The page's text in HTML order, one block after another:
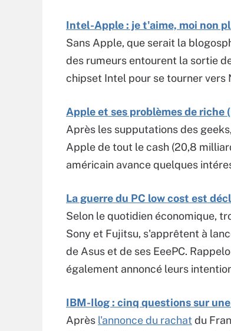
Intel-Apple : je t'aime, moi non
Sans Apple, que serait la
des rumeurs entourent la sortie
chipset Intel pour se tourner vers
Apple et ses problèmes de riche
Après les supputations des
Apple de tout le cash (20,8
américain avance quelques
La guerre du PC low cost est
Selon le quotidien économique,
Sony et Fujitsu, s'apprêtent à
de Asus et de ses EeePC.
également annoncé leurs
IBM-Ilog : cinq questions sur
Après l'annonce du rachat du